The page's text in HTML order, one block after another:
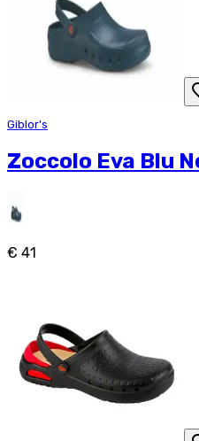
Giblor's
Zoccolo Eva Blu
€ 41